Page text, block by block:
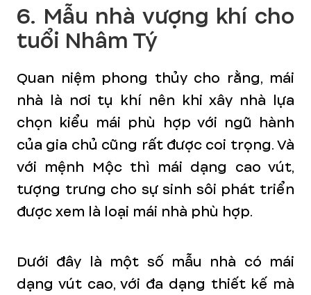
6. Mẫu nhà vượng khí cho
tuổi Nhâm Tý
Quan niệm phong thủy cho rằng, mái
nhà là nơi tụ khí nên khi xây nhà lựa
chọn kiểu mái phù hợp với ngũ hành
của gia chủ cũng rất được coi trọng. Và
với mệnh Mộc thì mái dạng cao vút,
tượng trưng cho sự sinh sôi phát triển
được xem là loại mái nhà phù hợp.
Dưới đây là một số mẫu nhà có mái
dạng vút cao, với đa dạng thiết kế mà